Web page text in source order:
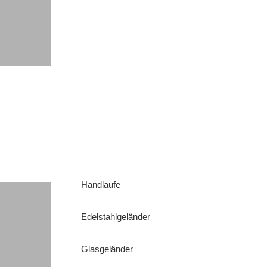
Handläufe
Edelstahlgeländer
Glasgeländer